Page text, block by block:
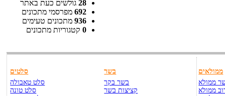
28 גולשים כעת באתר
692 מפרסמי מתכונים
936 מתכונים טעימים
0 קטגוריות מתכונים
סלטים
סלט טאבולה
סלט טונה
בשר
בשר בקר
קציצות בשר
ממולאים
ממולא
ממולא